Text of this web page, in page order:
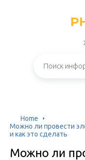
Home
Можно ли провести
и как это сделать
Можно ли